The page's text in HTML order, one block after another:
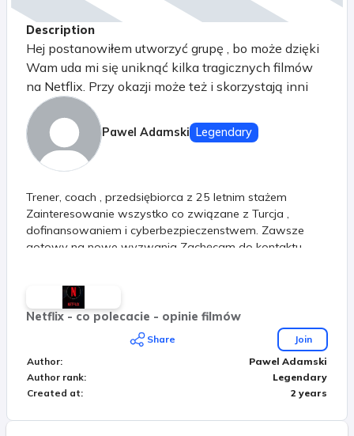
Description
Hej postanowiłem utworzyć grupę , bo może dzięki
Wam uda mi się uniknąć kilka tragicznych filmów
na Netflix. Przy okazji może też i skorzystają inni
Pawel Adamski Legendary
Trener, coach , przedsiębiorca z 25 letnim stażem
Zainteresowanie wszystko co związane z Turcja ,
dofinansowaniem i cyberbezpieczenstwem. Zawsze
gotowy na nowe wyzwania Zachęcam do kontaktu
Netflix - co polecacie - opinie filmów
Share
Join
Author:
Pawel Adamski
Author rank:
Legendary
Created at: 2 years